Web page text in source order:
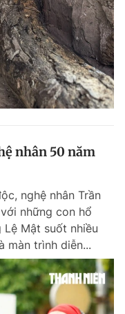
soạn Chính sách bảo
nhân 50 năm
nghệ nhân Trần
những con hổ
Mật suốt nhiều
màn trình diễn...